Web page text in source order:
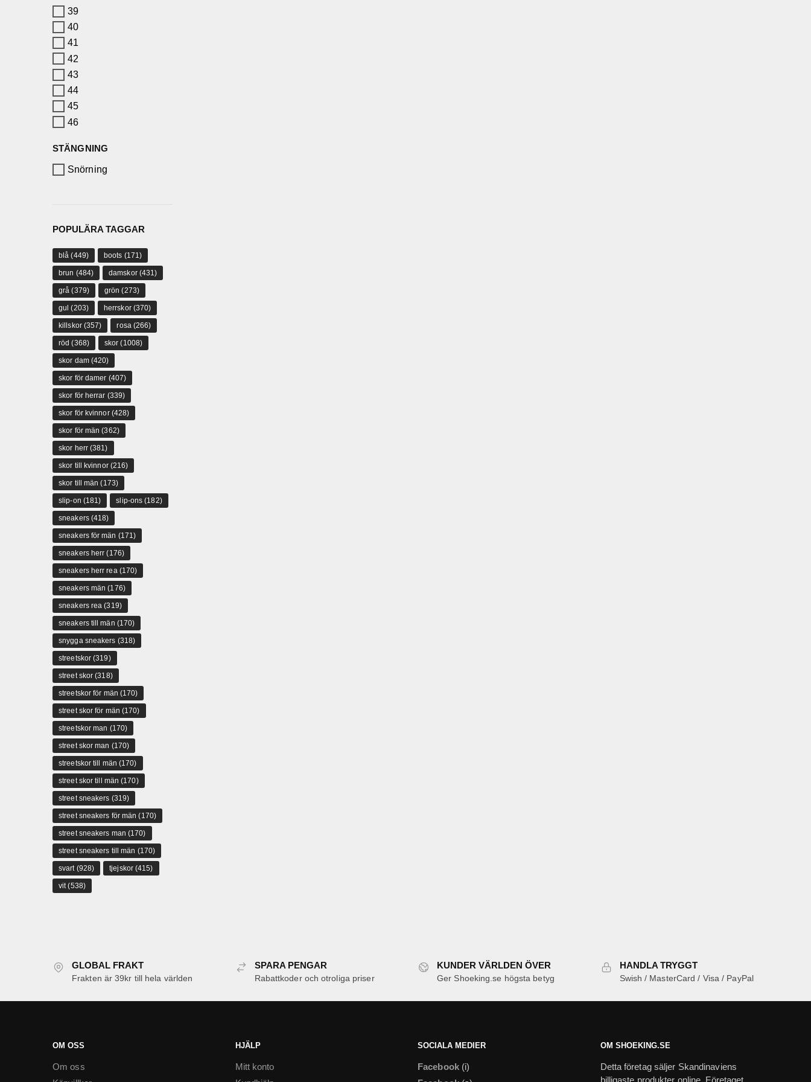
39
40
41
42
43
44
45
46
STÄNGNING
Snörning
POPULÄRA TAGGAR
blå (449) boots (171)
brun (484) damskor(431)
grå (379) grön (273)
gul (203) herrskor(370)
killskor(357) rosa(266)
röd (368) skor (1008)
skor dam(420)
skor för damer (407)
skor för herrar (339)
skor för kvinnor(428)
skor för män (362)
skor herr(381)
skor till kvinnor(216)
skor till män (173)
slip-on (181) slip-ons (182)
sneakers(418)
sneakers för män (171)
sneakers herr (176)
sneakers herr rea(170)
sneakers män (176)
sneakers rea (319)
sneakers till män (170)
snygga sneakers (318)
streetskor (319)
street skor (318)
streetskor för män (170)
street skor för män (170)
streetskor man (170)
street skor man (170)
streetskor till män (170)
street skor till män (170)
street sneakers (319)
street sneakers för män (170)
street sneakers man (170)
street sneakers till män (170)
svart(928) tjejskor(415)
vit(538)
GLOBAL FRAKT
Frakten är 39kr till hela världen
SPARA PENGAR
Rabattkoder och otroliga priser
KUNDER VÄRLDEN ÖVER
Ger Shoeking.se högsta betyg
HANDLA TRYGGT
Swish / MasterCard / Visa / PayPal
OM OSS
Om oss
HJÄLP
Mitt konto
SOCIALA MEDIER
Facebook(i)
OM SHOEKING.SE
Detta företag säljer Skandinaviens
billigaste produkter online. Företaget